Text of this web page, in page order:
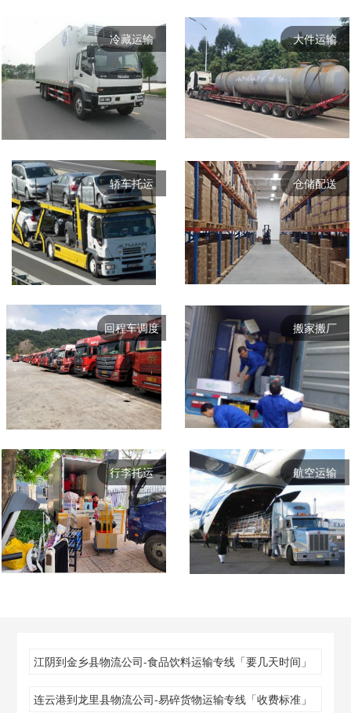
冷藏运输 大件运输
轿车托运 仓储配送
回程车调度 搬家搬厂
行李托运 航空运输
江阴到金乡县物流公司-食品饮料运输专线「要几天时间」
连云港到龙里县物流公司-易碎货物运输专线「收费标准」